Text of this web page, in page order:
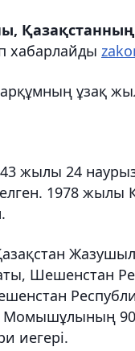
хабарлайды
ұзақ
жылы 24
1978 жылы
Шешенстан
иегері.